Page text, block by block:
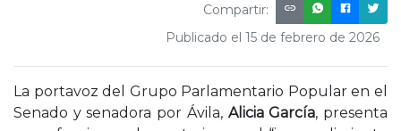
Compartir:
Publicado el 15 de febrero de 2026
La portavoz del Grupo Parlamentario Popular en el
Senado y senadora por Ávila, Alicia García, presenta